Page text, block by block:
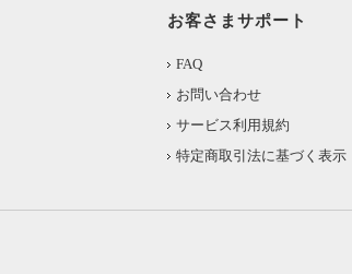
お客さまサポート
FAQ
お問い合わせ
サービス利用規約
特定商取引法に基づく表示